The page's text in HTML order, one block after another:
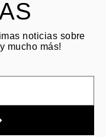
noticias sobre
mucho más!